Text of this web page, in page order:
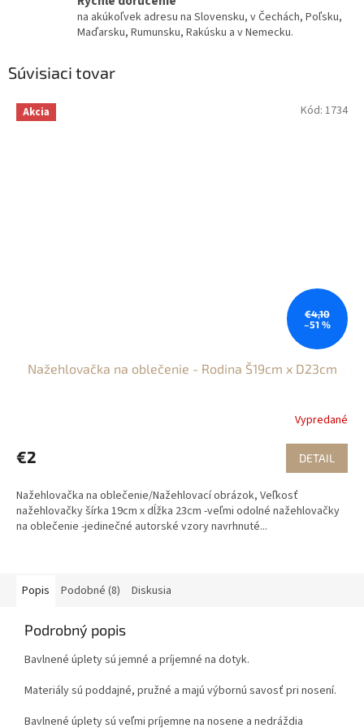
na akúkoľvek adresu na Slovensku, v Čechách, Poľsku,
Maďarsku, Rumunsku, Rakúsku a v Nemecku.
Súvisiaci tovar
Akcia
€4,10
–51 %
Nažehlovačka na oblečenie - Rodina Š19cm x D23cm
Vypredané
€2 DETAIL
Nažehlovačka na oblečenie/Nažehlovací obrázok, Veľkosť
nažehlovačky šírka 19cm x dĺžka 23cm -veľmi odolné nažehlovačky
na oblečenie -jedinečné autorské vzory navrhnuté...
Kód: 1734
Popis Podobné (8) Diskusia
Podrobný popis
Bavlnené úplety sú jemné a príjemné na dotyk.
Materiály sú poddajné, pružné a majú výbornú savosť pri nosení.
Bavlnené úplety sú veľmi príjemne na nosene a nedráždia